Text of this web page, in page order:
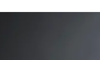
lekcję z Danii.